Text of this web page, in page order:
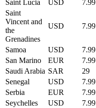
Saint Lucia USD 7.99
Saint
Vincent and
the
Grenadines
USD 7.99
Samoa USD 7.99
San Marino
EUR 7.99
Saudi Arabia SAR 29
Senegal
USD 7.99
Serbia
EUR 7.99
Seychelles
USD 7.99